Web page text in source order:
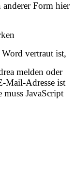
Form hier
vertraut ist,
melden oder
Mail-Adresse ist
JavaScript